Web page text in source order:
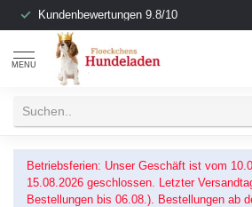
Kundenbewertungen 9.8/10
MENU
Betriebsferien: Unser Geschäft ist vom
15.08.2026 geschlossen. Letzter
Bestellungen bis 06.08.). Bestellungen ab